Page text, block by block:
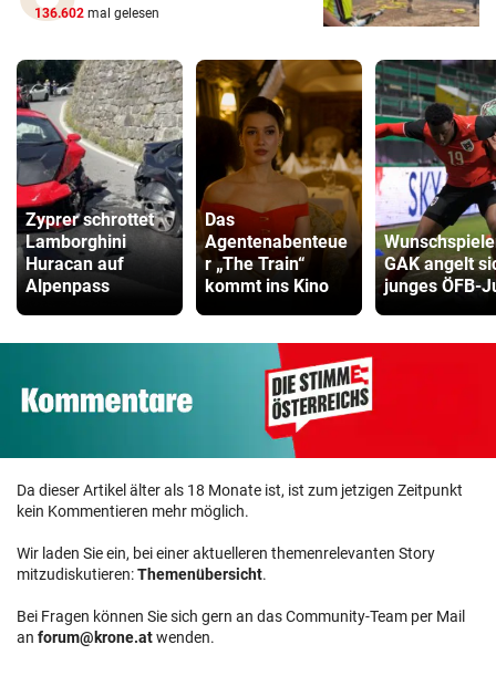
136.602 mal gelesen
Zyprer schrottet
Lamborghini
Huracan auf
Alpenpass
Das
Agentenabenteue
r „The Train“
kommt ins Kino
GAK angelt
junges ÖFB-
Da dieser Artikel älter als 18 Monate ist, ist zum jetzigen Zeitpunkt
kein Kommentieren mehr möglich.
Wir laden Sie ein, bei einer aktuelleren themenrelevanten Story
mitzudiskutieren:Themenübersicht.
Bei Fragen können Sie sich gern an das Community-Team per Mail
an forum@krone.atwenden.